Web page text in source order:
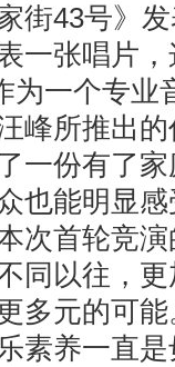
街43号》
一张唱片
为一个专
峰所推出
一份有了
也能明显
次首轮竞
同以往，
多元的可
素养一直